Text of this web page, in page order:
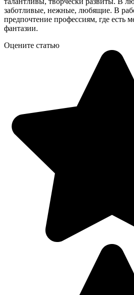
заботливые, нежные, любящие. В
предпочтение профессиям, где есть
фантазии.
Оцените статью